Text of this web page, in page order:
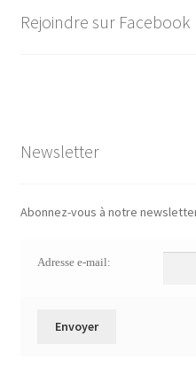
Rejoindre sur Facebook
Newsletter
Abonnez-vous à notre
Adresse e-mail: